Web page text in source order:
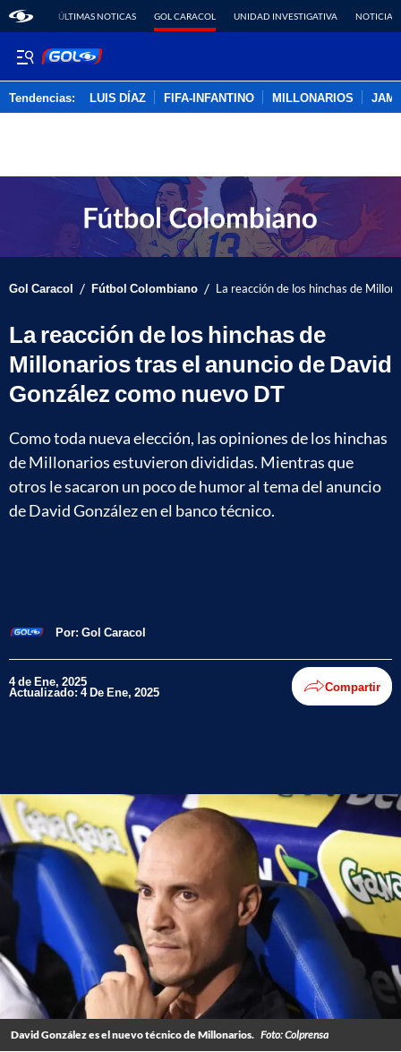
ÚLTIMAS NOTICAS GOL CARACOL UNIDAD INVESTIGATIVA NOTICIAS
Tendencias: LUIS DÍAZ FIFA-INFANTINO MILLONARIOS
Gol Caracol / Fútbol Colombiano / La reacción de los hinchas de
La reacción de los hinchas de
Millonarios tras el anuncio de David
González como nuevo DT
Como toda nueva elección, las opiniones de los hinchas
de Millonarios estuvieron divididas. Mientras que
otros le sacaron un poco de humor al tema del anuncio
de David González en el banco técnico.
Por: Gol Caracol
4 de Ene, 2025
Actualizado: 4 De Ene, 2025 Compartir
David González es el nuevo técnico de Millonarios. Foto: Colprensa